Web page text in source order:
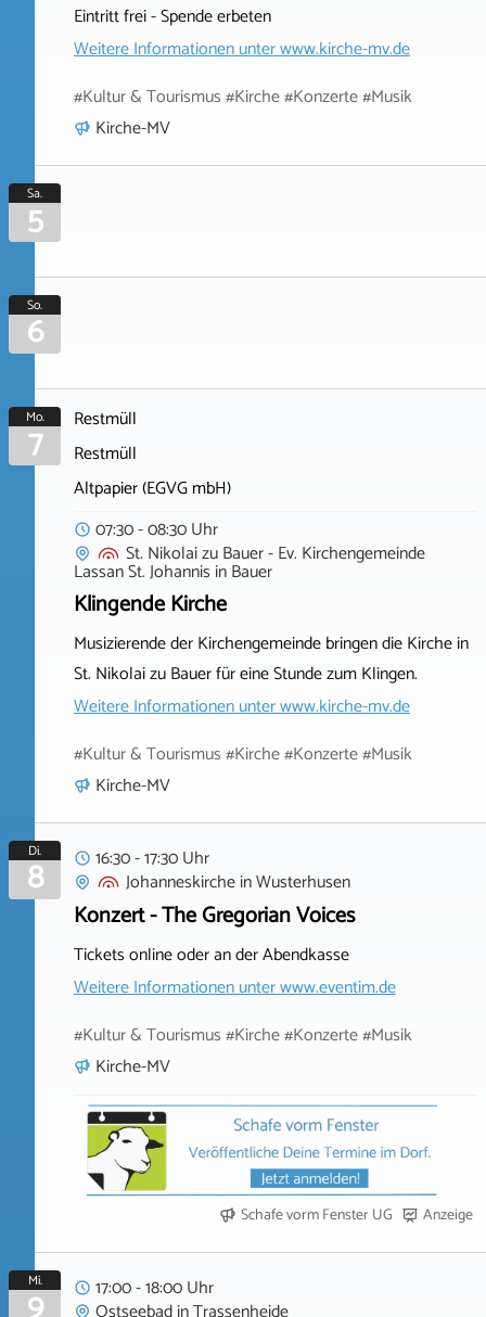
Eintritt frei - Spende erbeten
Weitere Informationen unterwww.kirche-mv.de
#Kultur & Tourismus #Kirche #Konzerte #Musik
Kirche-MV
Sa.
5
So.
6
Mo.
7
Restmüll
Restmüll
Altpapier (EGVG mbH)
07:30 - 08:30 Uhr
St. Nikolai zu Bauer - Ev. Kirchengemeinde
Lassan St. Johannis inBauer
Klingende Kirche
Musizierende der Kirchengemeinde bringen die Kirche in
St. Nikolai zu Bauer für eine Stunde zum Klingen.
Weitere Informationen unterwww.kirche-mv.de
#Kultur & Tourismus #Kirche #Konzerte #Musik
Kirche-MV
Di.
8
16:30 - 17:30 Uhr
JohanneskircheinWusterhusen
Konzert - The Gregorian Voices
Tickets online oder an der Abendkasse
Weitere Informationen unterwww.eventim.de
#Kultur & Tourismus #Kirche #Konzerte #Musik
Kirche-MV
Schafe vorm Fenster UG Anzeige
Mi.
17:00 - 18:00 Uhr